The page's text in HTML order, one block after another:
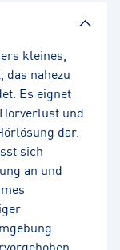
kleines,
nahezu
Es eignet
und
dar.
sich
an und